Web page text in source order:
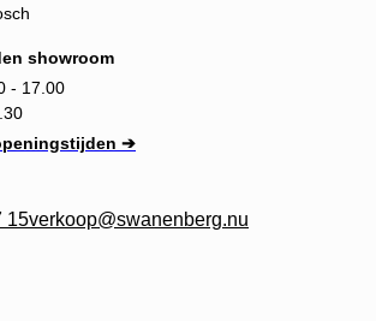
showroom
- 17.00
➔
15verkoop@swanenberg.nu